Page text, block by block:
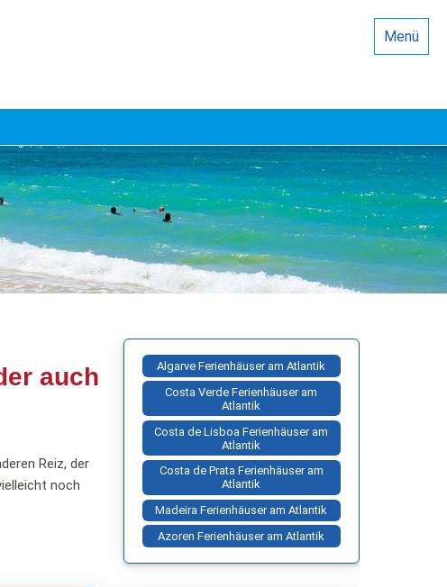
Menü
auch
Reiz, der
noch
Algarve Ferienhäuser am Atlantik
Costa Verde Ferienhäuser am
Atlantik
Costa de Lisboa Ferienhäuser am
Atlantik
Costa de Prata Ferienhäuser am
Atlantik
Madeira Ferienhäuser am Atlantik
Azoren Ferienhäuser am Atlantik